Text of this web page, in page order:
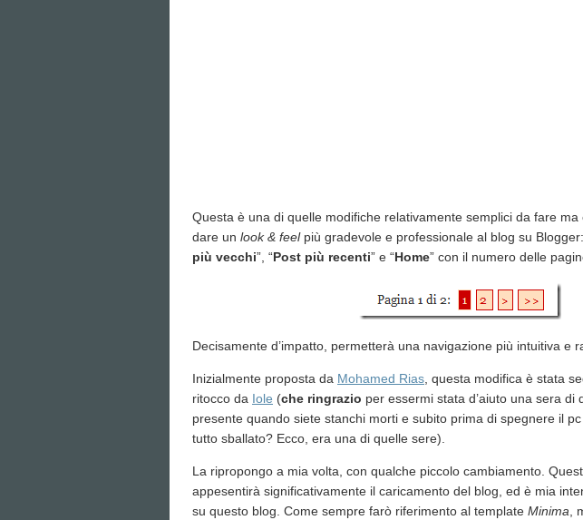
Questa è una di quelle modifiche relativamente semplici da fare
dare un look & feelpiù gradevole e professionale al blog su
più vecchi”, “Post più recenti” e “Home” con il numero delle
Decisamente d’impatto, permetterà una navigazione più intuitiva e
Inizialmente proposta da Mohamed Rias , questa modifica è stata
ritocco da Iole (che ringrazio per essermi stata d’aiuto una sera di
presente quando siete stanchi morti e subito prima di spegnere il
tutto sballato? Ecco, era una di quelle sere).
La ripropongo a mia volta, con qualche piccolo cambiamento.
appesentirà significativamente il caricamento del blog, ed è mia
su questo blog. Come sempre farò riferimento al template Minima ,